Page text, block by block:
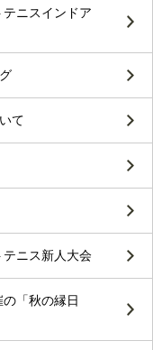
テニスインドア
て
テニス新人大会
の「秋の縁日